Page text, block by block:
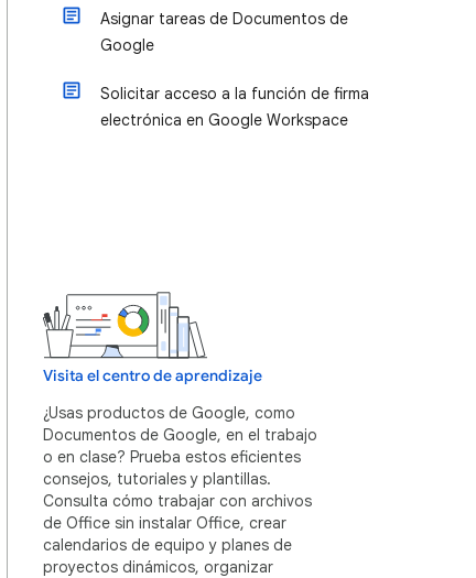
Asignar tareas de Documentos de
Google
Solicitar acceso a la función de firma
electrónica en Google Workspace
Visita el centro de aprendizaje
¿Usas productos de Google, como
Documentos de Google, en el trabajo
o en clase? Prueba estos eficientes
consejos, tutoriales y plantillas.
Consulta cómo trabajar con archivos
de Office sin instalar Office, crear
calendarios de equipo y planes de
proyectos dinámicos, organizar